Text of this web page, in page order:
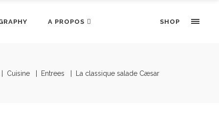
A PROPOS SHOP
Cuisine Entrees La classique salade Cæsar